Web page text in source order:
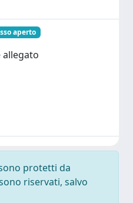
aperto
protetti da
riservati, salvo